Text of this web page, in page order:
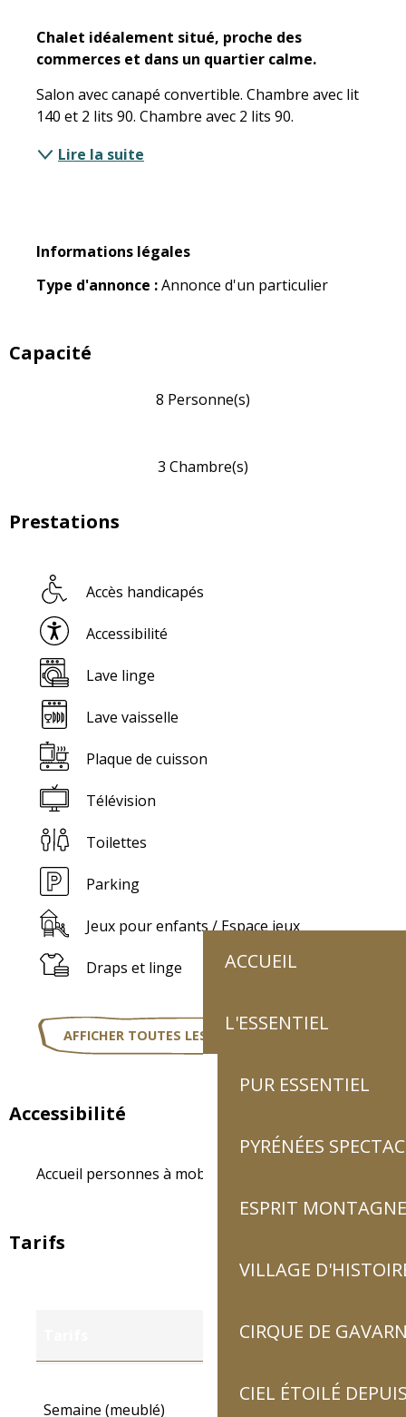
ACCUEIL
L'ESSENTIEL
PUR ESSENTIEL
PYRÉNÉES
ESPRIT MONTAGNE
VILLAGE
CIRQUE DE
CIEL ÉTOILÉ
Chalet idéalement situé, proche des
commerces et dans un quartier calme.
Salon avec canapé convertible. Chambre avec lit
140 et 2 lits 90. Chambre avec 2 lits 90.
Lire la suite
Informations légales
Informations légales
Type d'annonce :Annonce d'un particulier
Capacité
8 Personne(s)
3 Chambre(s)
Prestations
Accès handicapés
Accessibilité
Lave linge
Lave vaisselle
Plaque de cuisson
Télévision
Toilettes
Parking
Jeux pour enfants / Espace jeux
Draps et linge
AFFICHER TOUTES LES PRESTATIONS
Accessibilité
Accueil personnes à mobilité réduite
Tarifs
Semaine (meublé)